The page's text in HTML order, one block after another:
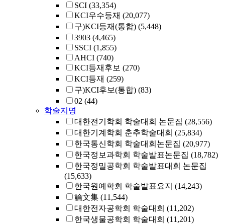
SCI (33,354)
KCI우수등재 (20,077)
구)KCI등재(통합) (5,448)
3903 (4,465)
SSCI (1,855)
AHCI (740)
KCI등재후보 (270)
KCI등재 (259)
구)KCI후보(통합) (83)
02 (44)
학술지명
대한전기학회 학술대회 논문집 (28,556)
대한기계학회 춘추학술대회 (25,834)
한국통신학회 학술대회논문집 (20,977)
한국정보과학회 학술발표논문집 (18,782)
한국정밀공학회 학술발표대회 논문집
(15,633)
한국원예학회 학술발표요지 (14,243)
論文集 (11,544)
대한전자공학회 학술대회 (11,202)
한국생물공학회 학술대회 (11,201)